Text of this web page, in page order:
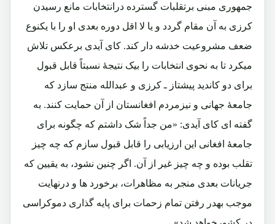
جمهوری مبنی برتقلبات گسترده درانتخابات مانع رسیدن
کرزی به آن مقام گردد و یا لا اقل دوره بعدی او را با یکنوع
ضعف مشروعیت خدشه دار کند. کای آیدی برعکس تلاش
میکرد تا به نحوی انتخابات را بیک نتیجۀ نسبتاً قابل قبول
برای دو کاندید پیشتاز ـ کرزی و عبدالله منتج سازد که
جامعۀ جهانی و نیزمردم افغانستان از آن حمایت کنند. به
گفته ای کای آیدی: «من جداً شک داشتم که چگونه برای
جامعۀ افغانی این ارزیابی را قابل قبول سازم که چه چیز
تقلب بوده و چه چیز غیر از آن. اگر چنین نشود، به یقیین که
جریانات بعدی منجر به مظاهرات، برخورد ها و درنهایت
موجب بهدر رفتن تمام زحمات برای پایه گذاری دموکراسی